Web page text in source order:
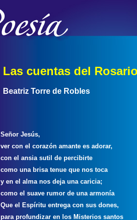
Las cuentas del
Beatriz Torre de Robles
Señor Jesús,
ver con el corazón amante es adorar,
con el ansia sutil de percibirte
como una brisa tenue que nos toca
y en el alma nos deja una caricia;
como el suave rumor de una armonía
Que el Espíritu entrega con sus dones,
para profundizar en los Misterios santos